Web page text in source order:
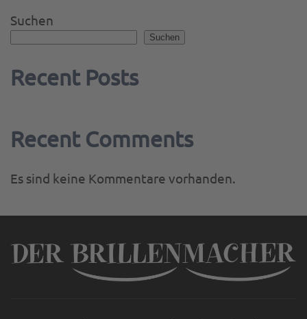
Suchen
Suchen
Recent Posts
Recent Comments
Es sind keine Kommentare vorhanden.